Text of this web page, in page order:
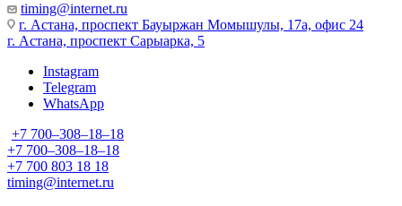
timing@internet.ru
г. Астана, проспект Бауыржан Момышулы, 17а, офис 24
г. Астана, проспект Сарыарка, 5
Instagram
Telegram
WhatsApp
+7 700‒308‒18‒18
+7 700‒308‒18‒18
+7 700 803 18 18
timing@internet.ru